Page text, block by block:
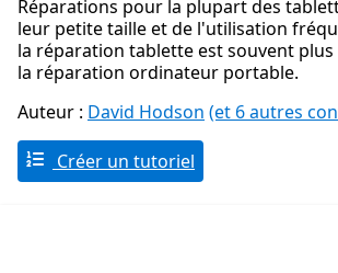
Réparations pour la plupart des
leur petite taille et de l'utilisation
la réparation tablette est souvent
la réparation ordinateur portable.
Auteur : David Hodson (et 6 autres
Créer un tutoriel